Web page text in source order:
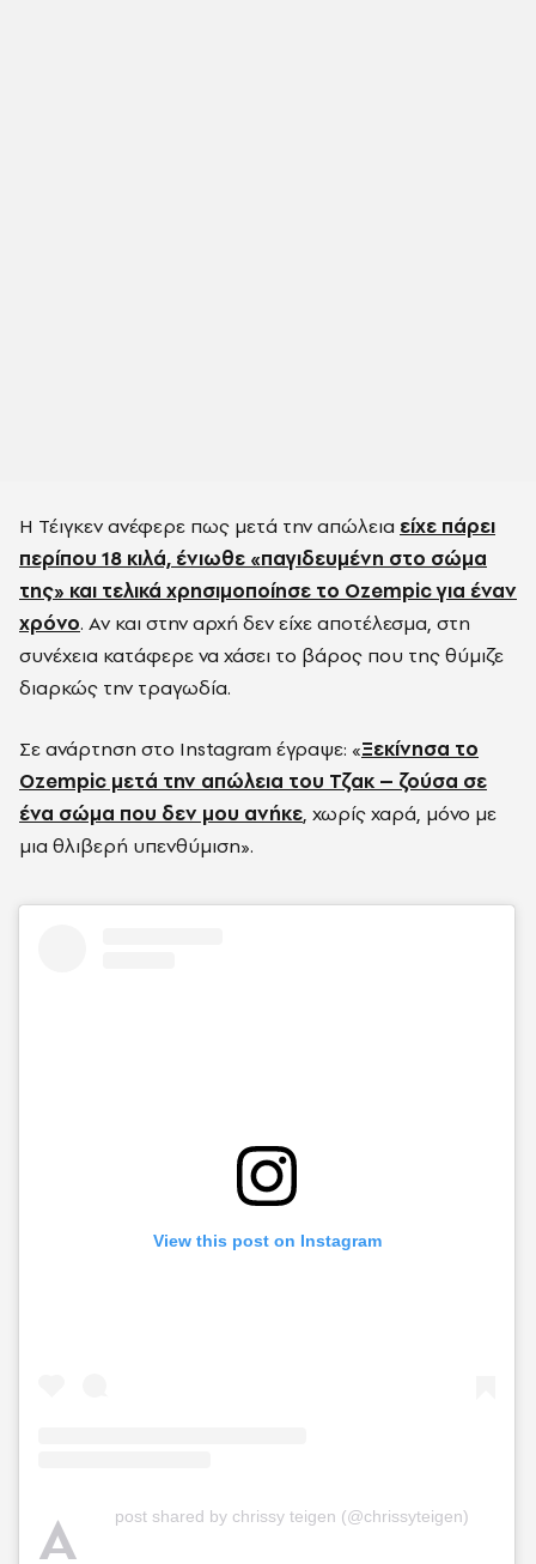
Η Τέιγκεν ανέφερε πως μετά την απώλεια είχε πάρει
περίπου 18 κιλά, ένιωθε «παγιδευμένη στο σώμα
της» και τελικά χρησιμοποίησε το Ozempic για έναν
χρόνο. Αν και στην αρχή δεν είχε αποτέλεσμα, στη
συνέχεια κατάφερε να χάσει το βάρος που της θύμιζε
διαρκώς την τραγωδία.
Σε ανάρτηση στο Instagram έγραψε: «Ξεκίνησα το
Ozempic μετά την απώλεια του Τζακ – ζούσα σε
ένα σώμα που δεν μου ανήκε, χωρίς χαρά, μόνο με
μια θλιβερή υπενθύμιση».
View this post on Instagram
A post shared by chrissy teigen (@chrissyteigen)